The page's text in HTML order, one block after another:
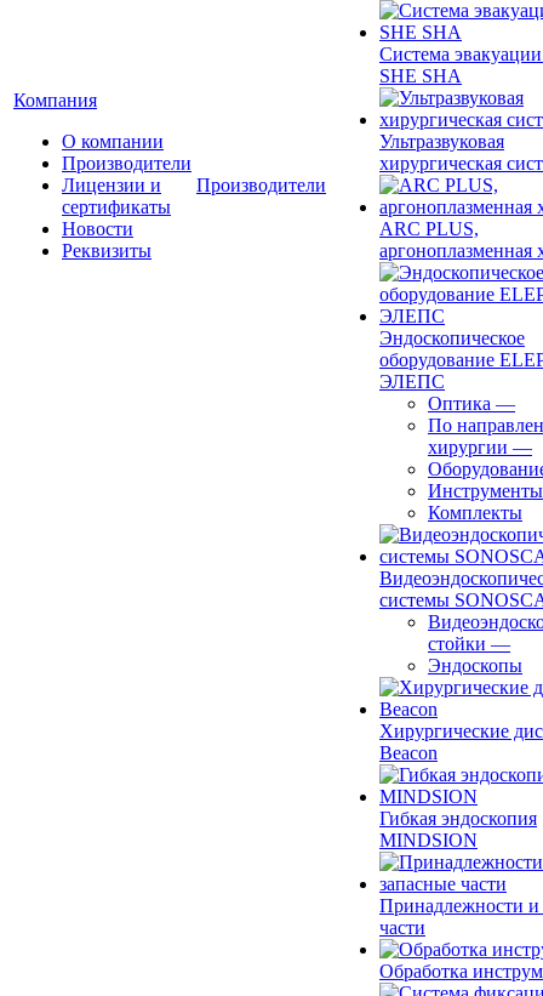
Компания
О компании
Производители
Лицензии и
сертификаты
Новости
Реквизиты
Производители
Система
SHE SHA
Ультразвуковая
хирургическая
ARC PLUS,
аргоноплазменная
Эндоскопическое
оборудование
ЭЛЕПС
Оптика —
По
хирургии —
Инструменты
Комплекты
системы
стойки —
Эндоскопы
Хирургические
Beacon
Гибкая эндоскопия
MINDSION
Принадлежности и
части
Обработка